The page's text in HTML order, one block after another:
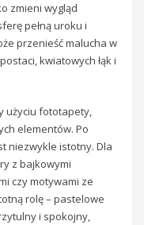
zmieni wygląd
pełną uroku i
przenieść malucha w
kwiatowych łąk i
użyciu fototapety,
elementów. Po
niezwykle istotny. Dla
z bajkowymi
czy motywami ze
rolę – pastelowe
i spokojny,